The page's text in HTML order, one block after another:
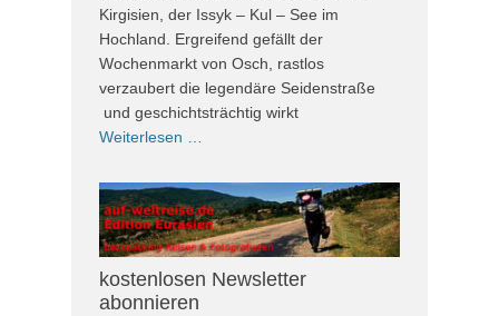
Kirgisien, der Issyk – Kul – See im
Hochland. Ergreifend gefällt der
Wochenmarkt von Osch, rastlos
verzaubert die legendäre Seidenstraße
und geschichtsträchtig wirkt
Weiterlesen …
kostenlosen Newsletter
abonnieren